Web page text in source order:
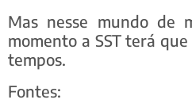
Mas nesse mundo de
momento a SST terá
tempos.
Fontes: